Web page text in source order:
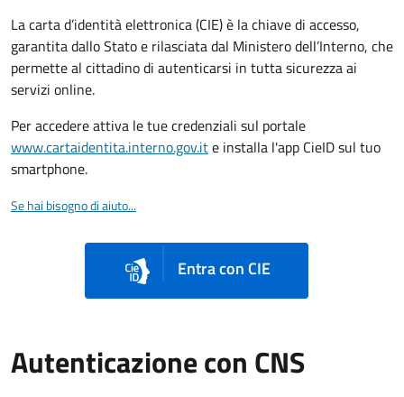
La carta d’identità elettronica (CIE) è la chiave di accesso,
garantita dallo Stato e rilasciata dal Ministero dell’Interno, che
permette al cittadino di autenticarsi in tutta sicurezza ai
servizi online.
Per accedere attiva le tue credenziali sul portale
www.cartaidentita.interno.gov.ite installa l'app CieID sul tuo
smartphone.
Se hai bisogno di aiuto...
Entra con CIE
Autenticazione con CNS